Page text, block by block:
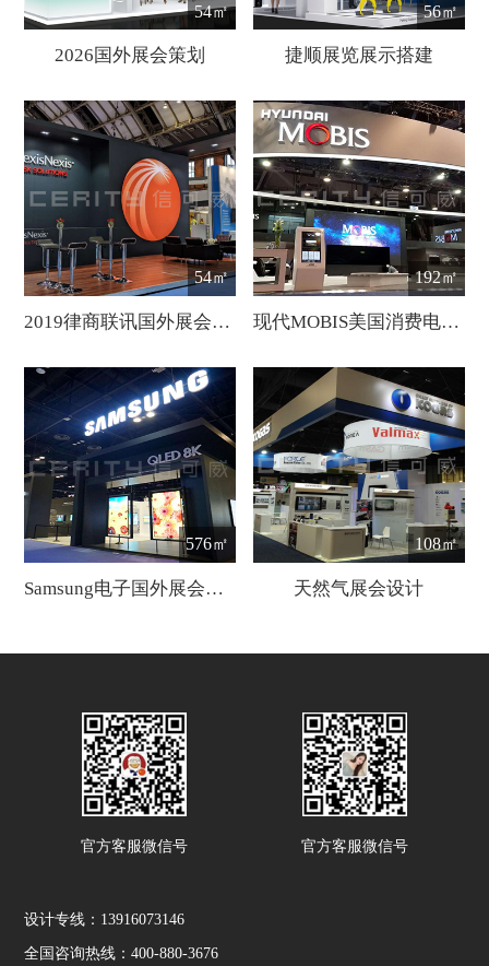
54㎡
2026国外展会策划
56㎡
捷顺展览展示搭建
54㎡
2019律商联讯国外展会设计
192㎡
现代MOBIS美国消费电子展会设计
576㎡
Samsung电子国外展会设计
108㎡
天然气展会设计
官方客服微信号 官方客服微信号
设计专线：13916073146
全国咨询热线：400-880-3676